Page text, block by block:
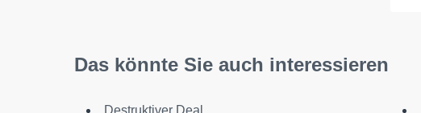
Das könnte Sie auch interessieren
Destruktiver Deal